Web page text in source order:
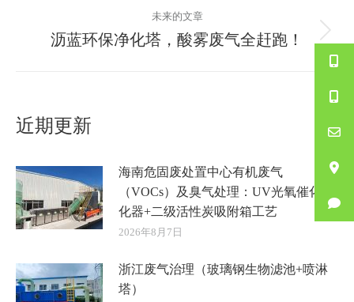
的
文
未来的文章
未
沥蓝环保净化塔，酸雾废气全赶跑！
近期更新
海南危固废处置中心有机废气
（VOCs）及臭气处理：UV光氧催化净
化器+二级活性炭吸附箱工艺
2026年8月7日
浙江废气治理（玻璃钢生物滤池+喷淋
塔）